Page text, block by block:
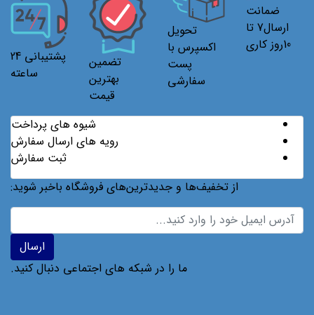
ضمانت
ارسال7 تا
10روز کاری
تحویل
اکسپرس با
پست
سفارشی
تضمین
بهترین
قیمت
پشتیبانی 24
ساعته
شیوه های پرداخت
رویه های ارسال سفارش
ثبت سفارش
از تخفیف‌ها و جدیدترین‌های فروشگاه باخبر شوید:
ما را در شبکه های اجتماعی دنبال کنید.